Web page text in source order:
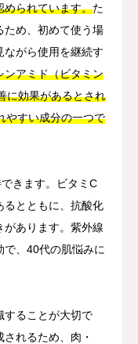
められています。た
ため、初めて使う場
ながら使用を継続す
ンアミド（ビタミン
に効果があるとされ
やすい成分の一つで
きます。ビタミC
るとともに、抗酸化
があります。紫外線
で、40代の肌悩みに
することが大切で
れるため、肉・